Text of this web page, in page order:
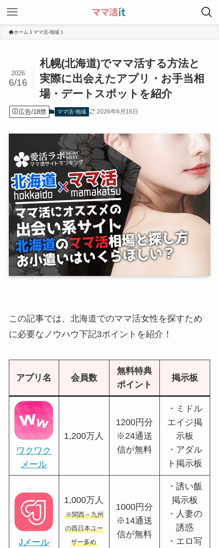
ホーム ママ活-地域
札幌(北海道)でママ活する方法と
実際に出会えたアプリ・お手当相
場・デートスポットを紹介
2026
6/16
広告/18禁 ママ活-地域 2026年6月16日
この記事では、北海道でのママ活女性を探すため
に必要なノウハウ下記3ポイントを紹介！
アプリ名 会員数
無料特典
ポイント
掲示板
ワクワク
メール
1,200万人
1200円分
※24通送
信が無料
・ミドル
エイジ掲
示板
・アダル
ト掲示板
Jメール
1,000万人
※関西～九州
の西日本ユー
ザー多め
1000円分
※14通送
信が無料
・誘い飯
掲示板
・人妻の
誘惑
・エロ写